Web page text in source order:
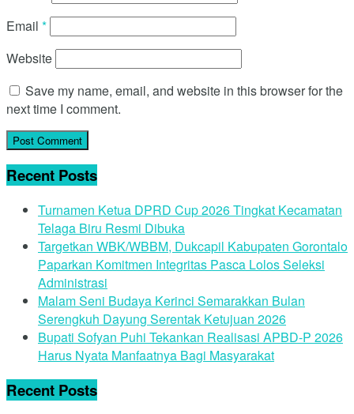
Email *
Website
Save my name, email, and website in this browser for the
next time I comment.
Recent Posts
Turnamen Ketua DPRD Cup 2026 Tingkat Kecamatan
Telaga Biru Resmi Dibuka
Targetkan WBK/WBBM, Dukcapil Kabupaten Gorontalo
Paparkan Komitmen Integritas Pasca Lolos Seleksi
Administrasi
Malam Seni Budaya Kerinci Semarakkan Bulan
Serengkuh Dayung Serentak Ketujuan 2026
Bupati Sofyan Puhi Tekankan Realisasi APBD-P 2026
Harus Nyata Manfaatnya Bagi Masyarakat
Recent Posts